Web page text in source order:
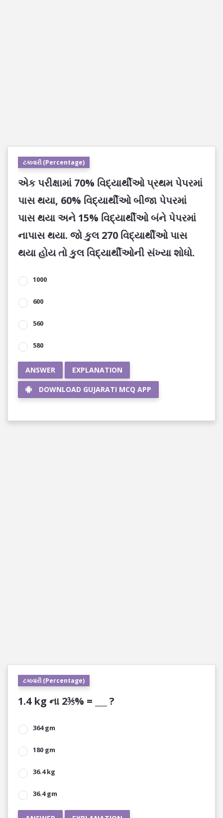
ટકાવારી (Percentage)
એક પરીક્ષામાં 70% વિદ્યાર્થીઓ પ્રથમ પેપરમાં
પાસ થયા, 60% વિદ્યાર્થીઓ બીજા પેપરમાં
પાસ થયા અને 15% વિદ્યાર્થીઓ બંને પેપરમાં
નાપાસ થયા. જો કુલ 270 વિદ્યાર્થીઓ પાસ
થયા હોય તો કુલ વિદ્યાર્થીઓની સંખ્યા શોધો.
1000
600
560
580
ANSWER EXPLANATION
DOWNLOAD GUJARATI MCQ APP
ટકાવારી (Percentage)
1.4 kg ના 2⅗% = ___ ?
364 gm
180 gm
36.4 kg
36.4 gm